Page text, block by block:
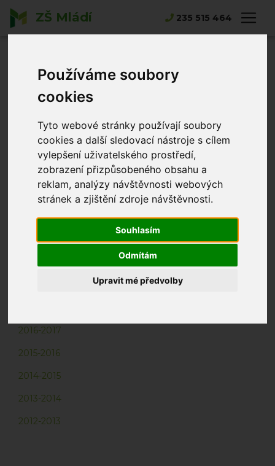
Používáme soubory
cookies
Tyto webové stránky používají soubory
cookies a další sledovací nástroje s cílem
vylepšení uživatelského prostředí,
zobrazení přizpůsobeného obsahu a
reklam, analýzy návštěvnosti webových
stránek a zjištění zdroje návštěvnosti.
Souhlasím
Odmítám
Upravit mé předvolby
ZŠ Mládí 235 515 464
Výroční zprávy
pod následujícími odkazy:
2024-2025
2023-2024
2022-2023
2021-2022
2020-2021
2016-2017
2015-2016
2014-2015
2013-2014
2012-2013